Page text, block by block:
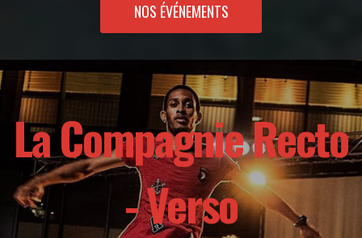
NOS ÉVÉNEMENTS
La Compagnie Recto
- Verso